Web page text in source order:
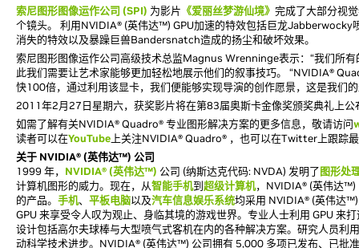
索尼图形图像运作公司 (SPI) 为影片 《爱丽丝梦游仙境》 完成了大部分视
个镜头。 利用NVIDIA® (英伟达™) GPU加速的特效包括巨龙Jabberwocky
消失的特效以及暴躁巨兽Bandersnatch造成的扬尘和破坏效果。
索尼图形图像运作公司高级技术总监Magnus Wrenninge表示：“我们所
此我们需要让艺术家能够更加轻松地展示他们的叙事技巧。 “NVIDIA®
快100倍，通过利用该显卡，我们便能够实现导演的创作愿景，这是我们
2011年2月27日星期六，获奖影片将在第83届奥斯卡金像奖颁奖典礼上公
如需了解有关NVIDIA® Quadro® 专业图形解决方案的更多信息，敬请访问
读者可以在YouTube 上关注NVIDIA® Quadro® ，也可以在Twitter上跟踪
关于 NVIDIA® (英伟达™) 公司
1999 年， NVIDIA® (英伟达™) 公司 (纳斯达克代码: NVDA) 发明了图形处
计算机图形的威力。现在，从智能手机到超级计算机，NVIDIA® (英伟达™)
的产品。 手机、 平板电脑以及汽车信息娱乐系统均采用 NVIDIA® (英伟达
GPU 来享受令人叹为观止、身临其境的游戏世界。专业人士利用 GPU 来
设计包括高尔夫球棒与大型喷气式客机在内的各种解决方案。研究人员利
动科学技术进步。NVIDIA® (英伟达™) 公司拥有 5,000 多项已发布、已批